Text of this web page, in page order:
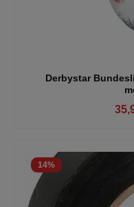
Derbystar
14%